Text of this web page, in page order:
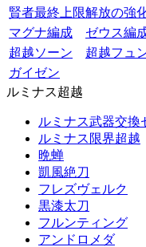
賢者最終上限解放の強
マグナ編成
ゼウス編
超越ソーン
超越フュ
ガイゼン
ルミナス超越
ルミナス武器交換
ルミナス限界超越
晩蝉
凱風絶刀
フレズヴェルク
黒漆太刀
フルンティング
アンドロメダ